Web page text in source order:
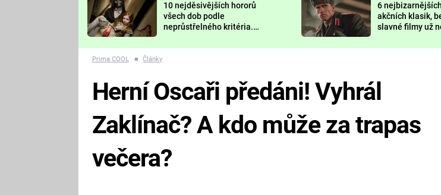
FUTURAMA
10 nejděsivějších hororů
všech dob podle
neprůstřelného kritéria.
nejvíc zvednou tep?
6
akčních klasik,
slavné filmy už
Prima COOL ■ Články
Herní Oscaři předáni! Vyhrál
Zaklínač? A kdo může za trapas
večera?